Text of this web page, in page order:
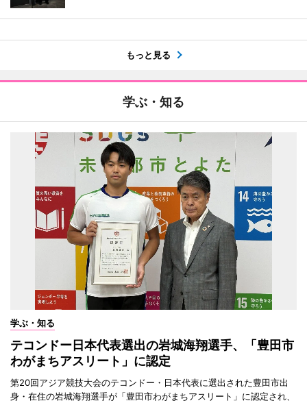
もっと見る
学ぶ・知る
学ぶ・知る
テコンドー日本代表選出の岩城海翔選手、「豊田市
わがまちアスリート」に認定
第20回アジア競技大会のテコンドー・日本代表に選出された豊田市出
身・在住の岩城海翔選手が「豊田市わがまちアスリート」に認定され、